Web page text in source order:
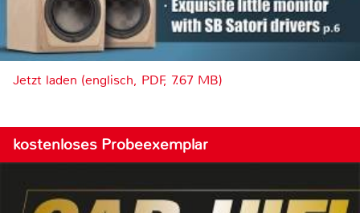
Jetzt laden (englisch, PDF, 7.67 MB)
kostenloses Probeexemplar